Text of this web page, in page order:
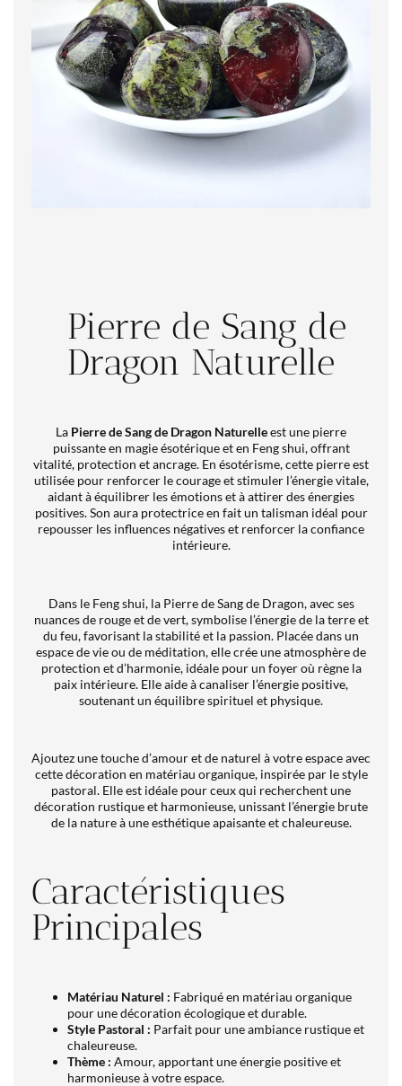
Pierre de Sang de
Dragon Naturelle
La Pierre de Sang de Dragon Naturelleest une pierre
puissante en magie ésotérique et en Feng shui, offrant
vitalité, protection et ancrage. En ésotérisme, cette pierre est
utilisée pour renforcer le courage et stimuler l’énergie vitale,
aidant à équilibrer les émotions et à attirer des énergies
positives. Son aura protectrice en fait un talisman idéal pour
repousser les influences négatives et renforcer la confiance
intérieure.
Dans le Feng shui, la Pierre de Sang de Dragon, avec ses
nuances de rouge et de vert, symbolise l’énergie de la terre et
du feu, favorisant la stabilité et la passion. Placée dans un
espace de vie ou de méditation, elle crée une atmosphère de
protection et d’harmonie, idéale pour un foyer où règne la
paix intérieure. Elle aide à canaliser l’énergie positive,
soutenant un équilibre spirituel et physique.
Ajoutez une touche d’amour et de naturel à votre espace avec
cette décoration en matériau organique, inspirée par le style
pastoral. Elle est idéale pour ceux qui recherchent une
décoration rustique et harmonieuse, unissant l’énergie brute
de la nature à une esthétique apaisante et chaleureuse.
Caractéristiques
Principales
Matériau Naturel : Fabriqué en matériau organique
pour une décoration écologique et durable.
Style Pastoral : Parfait pour une ambiance rustique et
chaleureuse.
Thème : Amour, apportant une énergie positive et
harmonieuse à votre espace.